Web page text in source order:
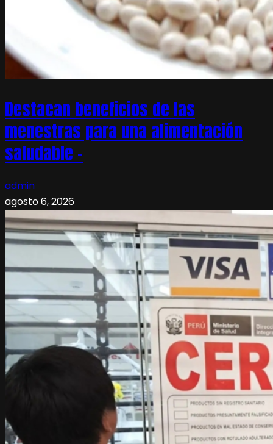
Destacan beneficios de las
menestras para una alimentación
saludable –
admin
agosto 6, 2026